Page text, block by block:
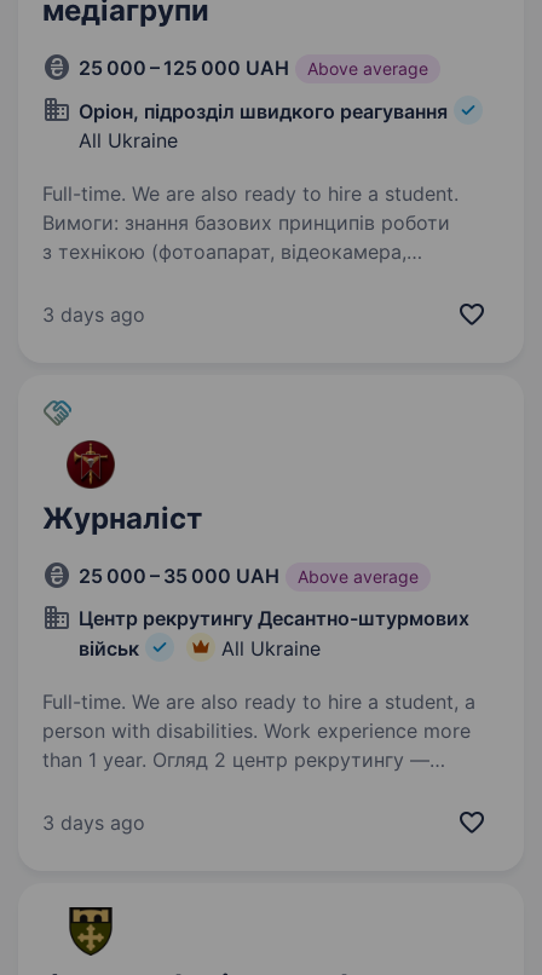
медіагрупи
25 000 – 125 000 UAH Above average
Оріон, підрозділ швидкого реагування
All Ukraine
Full-time. We are also ready to hire a student.
Вимоги: знання базових принципів роботи
з технікою (фотоапарат, відеокамера,
відеоматеріалів досвід у фото- чи відеозйомці
3 days ago
Журналіст
25 000 – 35 000 UAH Above average
Центр рекрутингу Десантно-штурмових
військ
All Ukraine
Full-time. We are also ready to hire a student, a
person with disabilities. Work experience more
than 1 year. Огляд 2 центр рекрутингу —
України, яка допомагає цивільним особам
пройшли службу в різних…
3 days ago